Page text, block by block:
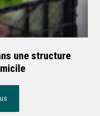
une structure